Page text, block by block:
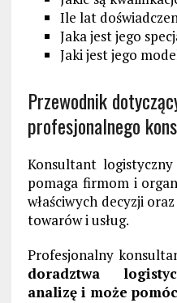
Ile lat
Jaka jest jego
Jaki jest jego
Przewodnik
profesjonalnego
Konsultant
pomaga firmom i
właściwych decyzji
towarów i usług.
Profesjonalny
doradztwa
analizę i może